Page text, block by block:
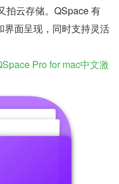
拍云存储。QSpace 有
界面呈现，同时支持灵活
Pro for mac中文激